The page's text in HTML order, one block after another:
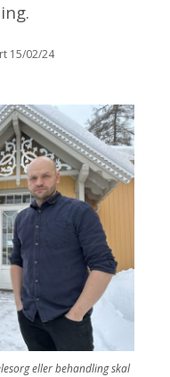
15/02/24
eller behandling skal